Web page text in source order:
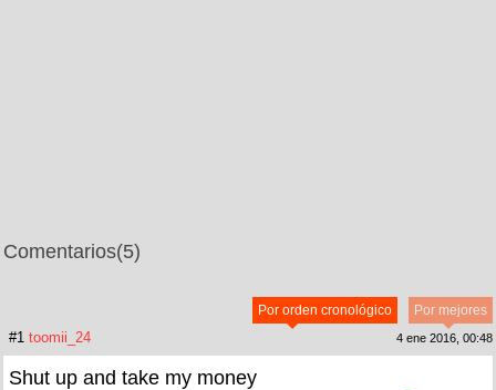
Comentarios(5)
Por mejores
Por orden cronológico
#1 toomii_24 4 ene 2016, 00:48
Shut up and take my money